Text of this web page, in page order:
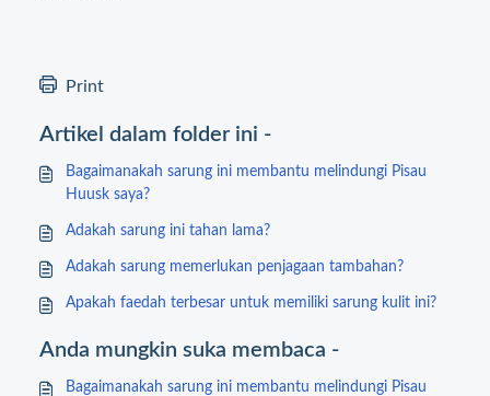
Print
Artikel dalam folder ini -
Bagaimanakah sarung ini membantu melindungi Pisau
Huusk saya?
Adakah sarung ini tahan lama?
Adakah sarung memerlukan penjagaan tambahan?
Apakah faedah terbesar untuk memiliki sarung kulit ini?
Anda mungkin suka membaca -
Bagaimanakah sarung ini membantu melindungi Pisau